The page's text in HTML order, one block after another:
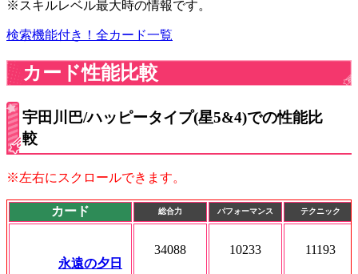
※スキルレベル最大時の情報です。
検索機能付き！全カード一覧
カード性能比較
宇田川巴/ハッピータイプ(星5&4)での性能比
較
※左右にスクロールできます。
カード 総合力 パフォーマンス テクニック
永遠の夕日
34088 10233 11193